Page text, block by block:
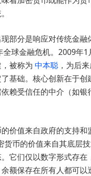
部分是响应对传统金融
全球金融危机。2009年1
被称为 中本聪 ，为后
基础。核心创新在于创
赖受信任的中介（如银
价值来自政府的支持和
货币的价值来自其底层
它们仅以数字形式存在
额保存在所有人都可以